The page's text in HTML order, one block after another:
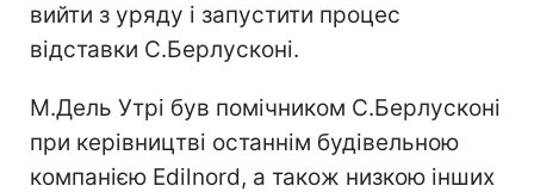
вийти з уряду і запустити процес
відставки С.Берлусконі.
М.Дель Утрі був помічником С.Берлусконі
при керівництві останнім будівельною
компанією Edilnord, а також низкою інших